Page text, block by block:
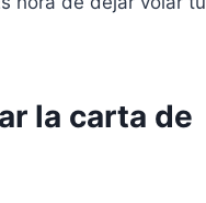
la carta de